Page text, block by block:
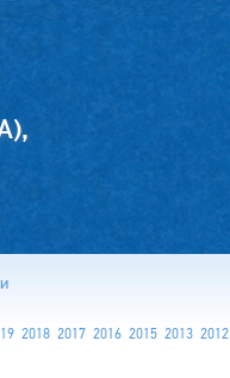
2018 2017 2016 2015 2013 2012